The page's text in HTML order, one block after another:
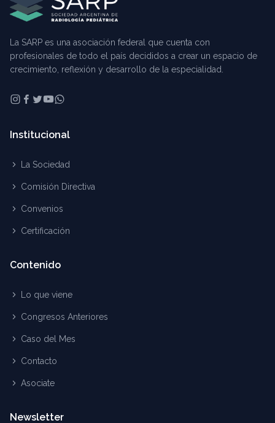
La SARP es una asociación federal que cuenta con
profesionales de todo el país decididos a crear un espacio de
crecimiento, reflexión y desarrollo de la especialidad.
Institucional
La Sociedad
Comisión Directiva
Convenios
Certificación
Contenido
Lo que viene
Congresos Anteriores
Caso del Mes
Contacto
Asociate
Newsletter